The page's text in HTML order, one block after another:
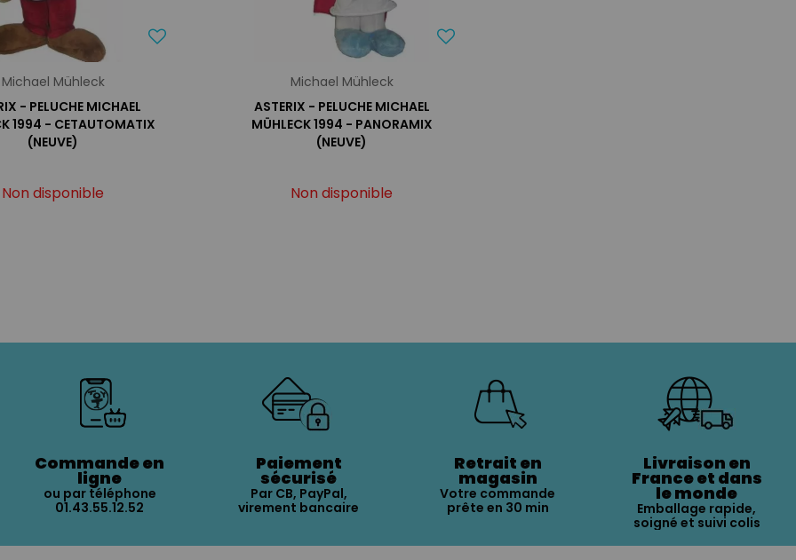
Michael Mühleck
- PELUCHE MICHAEL
1994 - CETAUTOMATIX
(NEUVE)
Non disponible
Michael Mühleck
ASTERIX - PELUCHE MICHAEL
MÜHLECK 1994 - PANORAMIX
(NEUVE)
Non disponible
Commande en
ligne
ou par téléphone
01.43.55.12.52
Paiement
sécurisé
Par CB, PayPal,
virement bancaire
Retrait en
magasin
Votre commande
prête en 30 min
Livraison en
France et dans
le monde
Emballage rapide,
soigné et suivi colis